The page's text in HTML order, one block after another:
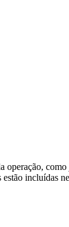
operação,
incluídas